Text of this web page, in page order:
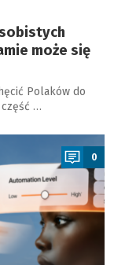
może się
Polaków do
część …
0